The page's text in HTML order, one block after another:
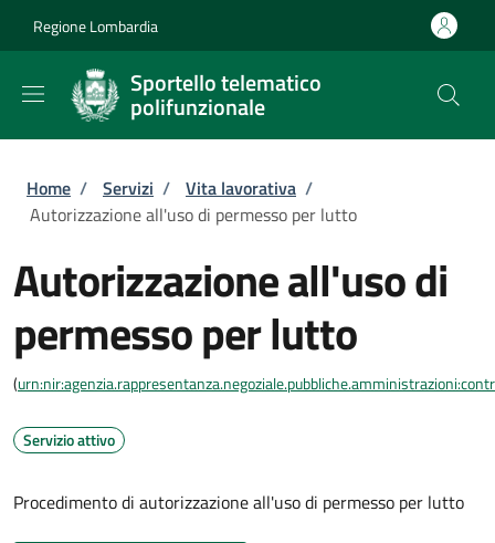
Regione Lombardia
Sportello telematico
polifunzionale
Briciole di pane
Home / Servizi / Vita lavorativa /
Autorizzazione all'uso di permesso per lutto
Autorizzazione all'uso di
permesso per lutto
(
Servizio attivo
Procedimento di autorizzazione all'uso di permesso per lutto